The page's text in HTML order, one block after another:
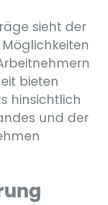
sieht der
bieten
hinsichtlich
und der